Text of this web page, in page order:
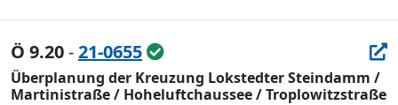
Ö 9.20-21-0655
Überplanung der Kreuzung Lokstedter Steindamm /
Martinistraße / Hoheluftchaussee / Troplowitzstraße